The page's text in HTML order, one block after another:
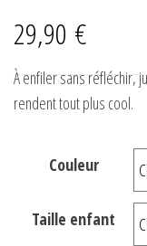
29,90 €
À enfiler sans réfléchir,
rendent tout plus cool.
Couleur
Taille enfant